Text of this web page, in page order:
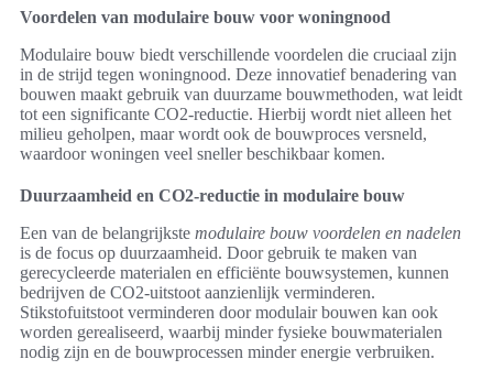
Voordelen van modulaire bouw voor woningnood
Modulaire bouw biedt verschillende voordelen die cruciaal zijn
in de strijd tegen woningnood. Deze innovatief benadering van
bouwen maakt gebruik van duurzame bouwmethoden, wat leidt
tot een significante CO2-reductie. Hierbij wordt niet alleen het
milieu geholpen, maar wordt ook de bouwproces versneld,
waardoor woningen veel sneller beschikbaar komen.
Duurzaamheid en CO2-reductie in modulaire bouw
Een van de belangrijkste modulaire bouw voordelen en nadelen
is de focus op duurzaamheid. Door gebruik te maken van
gerecycleerde materialen en efficiënte bouwsystemen, kunnen
bedrijven de CO2-uitstoot aanzienlijk verminderen.
Stikstofuitstoot verminderen door modulair bouwen kan ook
worden gerealiseerd, waarbij minder fysieke bouwmaterialen
nodig zijn en de bouwprocessen minder energie verbruiken.